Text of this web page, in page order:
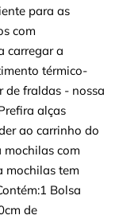
para as
com
carregar a
térmico-
de fraldas - nossa
alças
ao carrinho do
mochilas com
mochilas tem
Bolsa
de